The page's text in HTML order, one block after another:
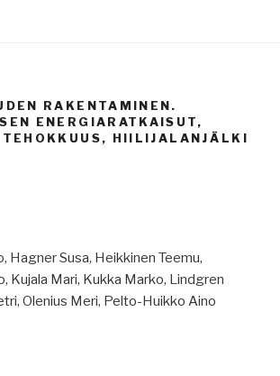
RAKENTAMINEN.
ENERGIARATKAISUT,
HIILIJALANJÄLKI
Hagner Susa, Heikkinen Teemu,
Kujala Mari, Kukka Marko, Lindgren
Olenius Meri, Pelto-Huikko Aino